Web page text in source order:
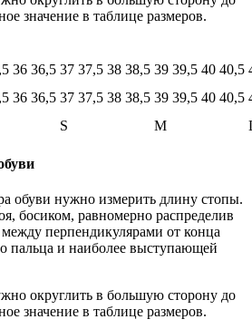
значение в таблице размеров.
36 36,5 37 37,5 38 38,5 39 39,5 40 40,5
36 36,5 37 37,5 38 38,5 39 39,5 40 40,5
S M
обуви нужно измерить длину стопы.
босиком, равномерно распределив
перпендикулярами от конца
пальца и наиболее выступающей
округлить в большую сторону до
значение в таблице размеров.